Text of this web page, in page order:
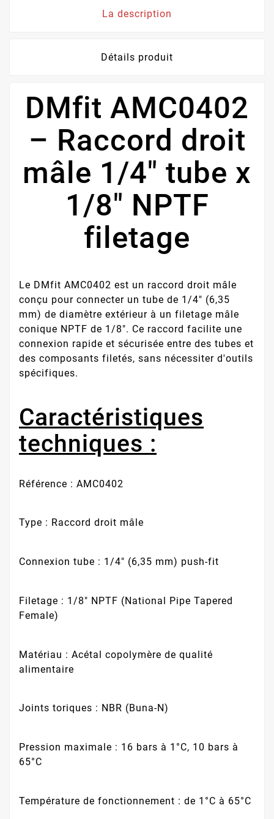
La description
Détails produit
DMfit AMC0402
– Raccord droit
mâle 1/4" tube x
1/8" NPTF
filetage
Le DMfit AMC0402 est un raccord droit mâle
conçu pour connecter un tube de 1/4" (6,35
mm) de diamètre extérieur à un filetage mâle
conique NPTF de 1/8". Ce raccord facilite une
connexion rapide et sécurisée entre des tubes et
des composants filetés, sans nécessiter d'outils
spécifiques.
Caractéristiques
techniques :
Référence : AMC0402
Type : Raccord droit mâle
Connexion tube : 1/4" (6,35 mm) push-fit
Filetage : 1/8" NPTF (National Pipe Tapered
Female)
Matériau : Acétal copolymère de qualité
alimentaire
Joints toriques : NBR (Buna-N)
Pression maximale : 16 bars à 1°C, 10 bars à
65°C
Température de fonctionnement : de 1°C à 65°C